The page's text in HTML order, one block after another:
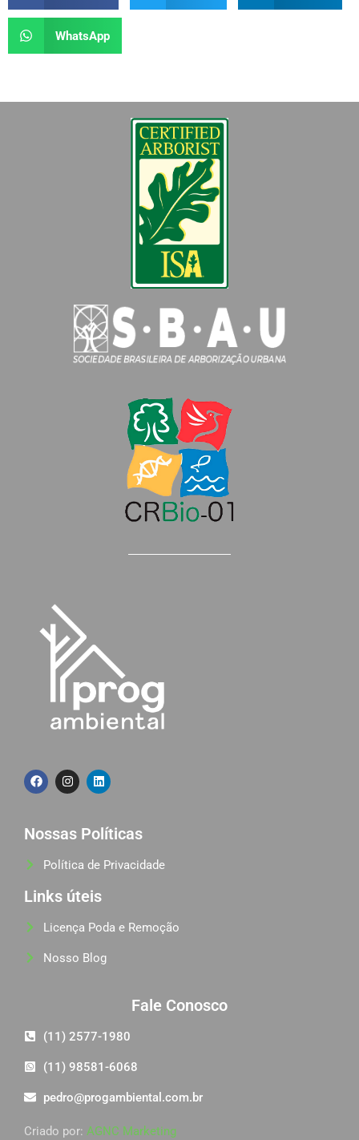
WhatsApp
Nossas Políticas
Política de Privacidade
Links úteis
Licença Poda e Remoção
Nosso Blog
Fale Conosco
(11) 2577-1980
(11) 98581-6068
pedro@progambiental.com.br
Criado por: AGNC Marketing